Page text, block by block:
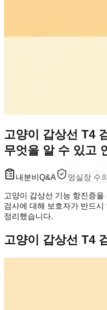
고양이 갑상선 T4
무엇을 알 수 있고
내분비 Q&A 멍실장 수
고양이 갑상선 기능 항진증
검사에 대해 보호자가 반드시
정리했습니다.
고양이 갑상선 T4